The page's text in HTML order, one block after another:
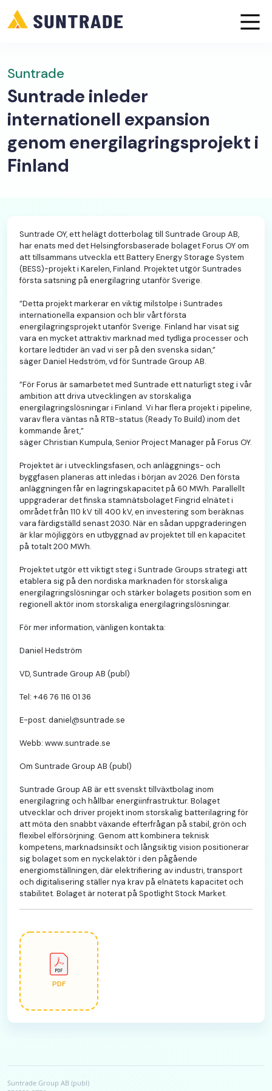
Suntrade
Suntrade inleder
internationell expansion
genom energilagringsprojekt i
Finland
Suntrade OY, ett helägt dotterbolag till Suntrade Group AB,
har enats med det Helsingforsbaserade bolaget Forus OY om
att tillsammans utveckla ett Battery Energy Storage System
(BESS)-projekt i Karelen, Finland. Projektet utgör Suntrades
första satsning på energilagring utanför Sverige.
”Detta projekt markerar en viktig milstolpe i Suntrades
internationella expansion och blir vårt första
energilagringsprojekt utanför Sverige. Finland har visat sig
vara en mycket attraktiv marknad med tydliga processer och
kortare ledtider än vad vi ser på den svenska sidan,”
säger Daniel Hedström, vd för Suntrade Group AB.
”För Forus är samarbetet med Suntrade ett naturligt steg i vår
ambition att driva utvecklingen av storskaliga
energilagringslösningar i Finland. Vi har flera projekt i pipeline,
varav flera väntas nå RTB-status (Ready To Build) inom det
kommande året,”
säger Christian Kumpula, Senior Project Manager på Forus OY.
Projektet är i utvecklingsfasen, och anläggnings- och
byggfasen planeras att inledas i början av 2026. Den första
anläggningen får en lagringskapacitet på 60 MWh. Parallellt
uppgraderar det finska stamnätsbolaget Fingrid elnätet i
området från 110 kV till 400 kV, en investering som beräknas
vara färdigställd senast 2030. När en sådan uppgraderingen
är klar möjliggörs en utbyggnad av projektet till en kapacitet
på totalt 200 MWh.
Projektet utgör ett viktigt steg i Suntrade Groups strategi att
etablera sig på den nordiska marknaden för storskaliga
energilagringslösningar och stärker bolagets position som en
regionell aktör inom storskaliga energilagringslösningar.
För mer information, vänligen kontakta:
Daniel Hedström
VD, Suntrade Group AB (publ)
Tel: +46 76 116 01 36
E-post: daniel@suntrade.se
Webb: www.suntrade.se
Om Suntrade Group AB (publ)
Suntrade Group AB är ett svenskt tillväxtbolag inom
energilagring och hållbar energiinfrastruktur. Bolaget
utvecklar och driver projekt inom storskalig batterilagring för
att möta den snabbt växande efterfrågan på stabil, grön och
flexibel elförsörjning. Genom att kombinera teknisk
kompetens, marknadsinsikt och långsiktig vision positionerar
sig bolaget som en nyckelaktör i den pågående
energiomställningen, där elektrifiering av industri, transport
och digitalisering ställer nya krav på elnätets kapacitet och
stabilitet. Bolaget är noterat på Spotlight Stock Market.
PDF
Suntrade Group AB (publ)